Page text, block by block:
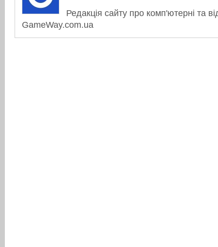
Редакція сайту про комп'ютерні та
GameWay.com.ua